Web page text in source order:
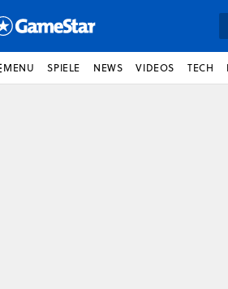
MENU SPIELE NEWS VIDEOS TECH